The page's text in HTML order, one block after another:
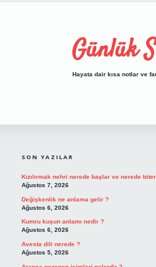
Günlük
Hayata dair kısa notlar ve
SON YAZILAR
Kızılırmak nehri nerede başlar ve nerede
Ağustos 7, 2026
Değişkenlik ne anlama gelir ?
Ağustos 6, 2026
Kumru kuşun anlamı nedir ?
Ağustos 6, 2026
Avesta dili nerede ?
Ağustos 5, 2026